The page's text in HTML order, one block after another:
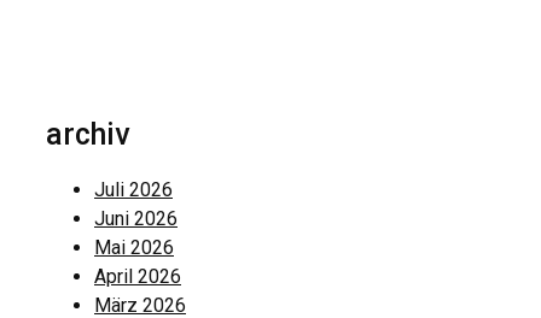
archiv
Juli 2026
Juni 2026
Mai 2026
April 2026
März 2026